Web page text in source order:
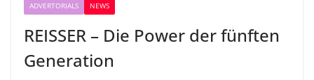
ADVERTORIALS NEWS
REISSER – Die Power der fünften
Generation